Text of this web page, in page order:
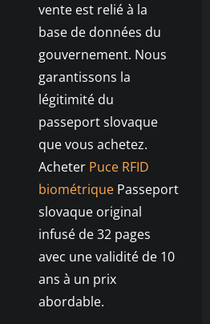
vente est relié à la
base de données du
gouvernement. Nous
garantissons la
légitimité du
passeport slovaque
que vous achetez.
Acheter Puce RFID
biométrique Passeport
slovaque original
infusé de 32 pages
avec une validité de 10
ans à un prix
abordable.